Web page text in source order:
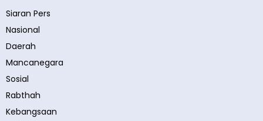
Siaran Pers
Nasional
Daerah
Mancanegara
Sosial
Rabthah
Kebangsaan